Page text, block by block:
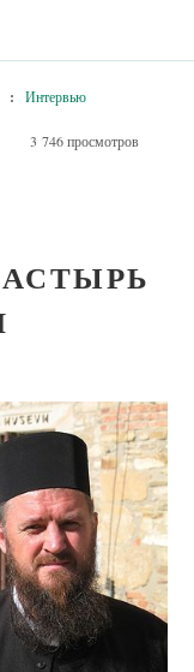
: Интервью
3 746 просмотров